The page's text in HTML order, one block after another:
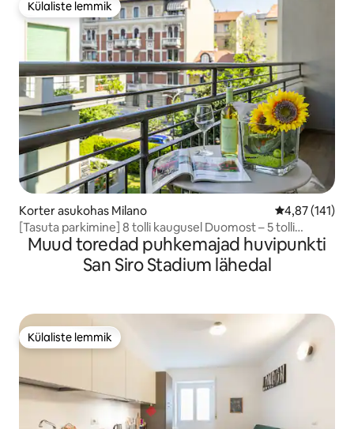
Külaliste lemmik
Külaliste lemmik
Korter asukohas Milano Keskmine
4,87 (141)
[Tasuta parkimine] 8 tolli kaugusel Duomost – 5 tolli
kaugusel San Siro staadionist
Muud toredad puhkemajad huvipunkti
San Siro Stadium lähedal
Külaliste lemmik
Külaliste lemmik